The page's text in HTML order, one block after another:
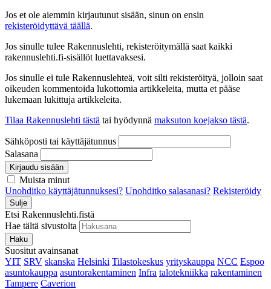
Jos et ole aiemmin kirjautunut sisään, sinun on ensin
rekisteröidyttävä täällä.
Jos sinulle tulee Rakennuslehti, rekisteröitymällä saat kaikki
rakennuslehti.fi-sisällöt luettavaksesi.
Jos sinulle ei tule Rakennuslehteä, voit silti rekisteröityä, jolloin saat
oikeuden kommentoida lukottomia artikkeleita, mutta et pääse
lukemaan lukittuja artikkeleita.
Tilaa Rakennuslehti tästä tai hyödynnä maksuton koejakso tästä.
Sähköposti tai käyttäjätunnus
Salasana
Kirjaudu sisään
Muista minut
Unohditko käyttäjätunnuksesi? Unohditko salasanasi? Rekisteröidy
Sulje
Etsi Rakennuslehti.fistä
Hae tältä sivustolta
Haku
Suositut avainsanat
YIT SRV skanska Helsinki Tilastokeskus yrityskauppa NCC Espoo
asuntokauppa asuntorakentaminen Infra talotekniikka rakentaminen
Tampere Caverion